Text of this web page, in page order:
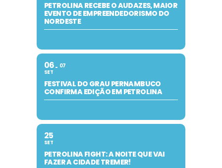
PETROLINA RECEBE O AUDAZES, MAIOR
EVENTO DE EMPREENDEDORISMO DO
NORDESTE
06
SET
07
FESTIVAL DO GRAU PERNAMBUCO
CONFIRMA EDIÇÃO EM PETROLINA
25
SET
PETROLINA FIGHT: A NOITE QUE VAI
FAZER A CIDADE TREMER!